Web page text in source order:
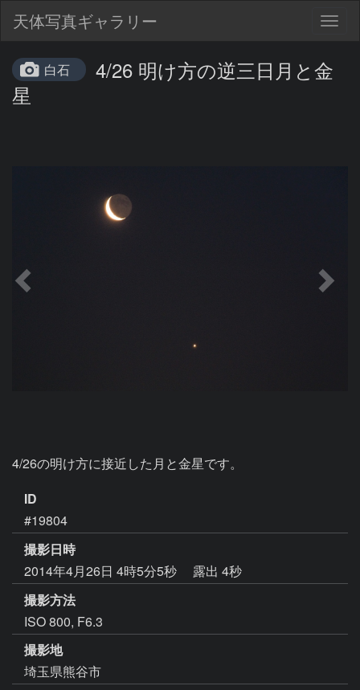
天体写真ギャラリー
白石
4/26 明け方の逆三日月と金
星
4/26の明け方に接近した月と金星です。
ID
#19804
撮影日時
2014年4月26日 4時5分5秒
露出 4秒
撮影方法
ISO 800, F6.3
撮影地
埼玉県熊谷市